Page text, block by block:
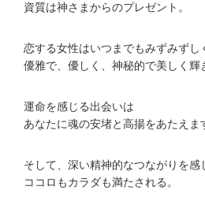
資質は神さまからのプレゼント。
恋する女性はいつまでもみずみずし
優雅で、優しく、神秘的で美しく輝
運命を感じる出会いは
あなたに魂の安堵と高揚をあたえま
そして、深い精神的なつながりを感
ココロもカラダも満たされる。